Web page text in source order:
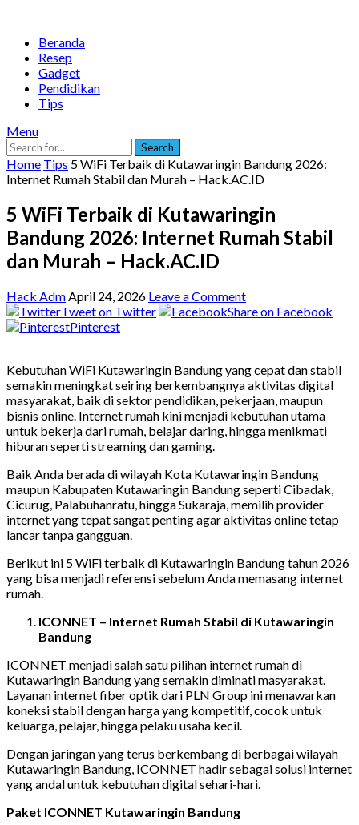
Beranda
Resep
Gadget
Pendidikan
Tips
Menu
Search
Home Tips 5 WiFi Terbaik di Kutawaringin Bandung 2026:
Internet Rumah Stabil dan Murah – Hack.AC.ID
5 WiFi Terbaik di Kutawaringin
Bandung 2026: Internet Rumah Stabil
dan Murah – Hack.AC.ID
Hack AdmApril 24, 2026 Leave a Comment
Tweet on Twitter
Share on Facebook
Pinterest
Kebutuhan WiFi Kutawaringin Bandung yang cepat dan stabil
semakin meningkat seiring berkembangnya aktivitas digital
masyarakat, baik di sektor pendidikan, pekerjaan, maupun
bisnis online. Internet rumah kini menjadi kebutuhan utama
untuk bekerja dari rumah, belajar daring, hingga menikmati
hiburan seperti streaming dan gaming.
Baik Anda berada di wilayah Kota Kutawaringin Bandung
maupun Kabupaten Kutawaringin Bandung seperti Cibadak,
Cicurug, Palabuhanratu, hingga Sukaraja, memilih provider
internet yang tepat sangat penting agar aktivitas online tetap
lancar tanpa gangguan.
Berikut ini 5 WiFi terbaik di Kutawaringin Bandung tahun 2026
yang bisa menjadi referensi sebelum Anda memasang internet
rumah.
ICONNET – Internet Rumah Stabil di Kutawaringin
Bandung
ICONNET menjadi salah satu pilihan internet rumah di
Kutawaringin Bandung yang semakin diminati masyarakat.
Layanan internet fiber optik dari PLN Group ini menawarkan
koneksi stabil dengan harga yang kompetitif, cocok untuk
keluarga, pelajar, hingga pelaku usaha kecil.
Dengan jaringan yang terus berkembang di berbagai wilayah
Kutawaringin Bandung, ICONNET hadir sebagai solusi internet
yang andal untuk kebutuhan digital sehari-hari.
Paket ICONNET Kutawaringin Bandung